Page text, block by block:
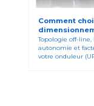
Comment
Topologie off-
autonomie et
votre onduleur